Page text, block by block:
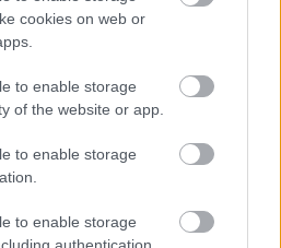
cookies on web or
to enable storage
of the website or app.
to enable storage
to enable storage
barlanghasonlatából
28. vasárnap, 18:00